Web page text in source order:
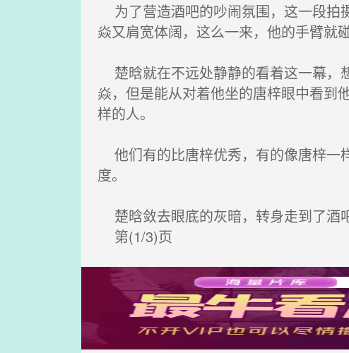
为了营造酒吧的吵闹氛围，这一段拍
焱又肩宽体阔，这么一来，他的手臂就
楚晗就在不远处静静的看着这一幕，
焱，但是能从对着他坐的唐梓眼中看到
样的人。
他们有的比唐梓优秀，有的像唐梓一
度。
楚晗敛去眼底的灰暗，转身走到了酒
第(1/3)页